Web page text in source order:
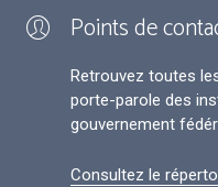
Points de
Retrouvez toutes
porte-parole des
gouvernement
Consultez le